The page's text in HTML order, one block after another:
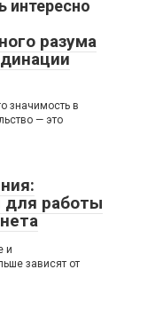
разума
значимость в
— это
работы
и
зависят от